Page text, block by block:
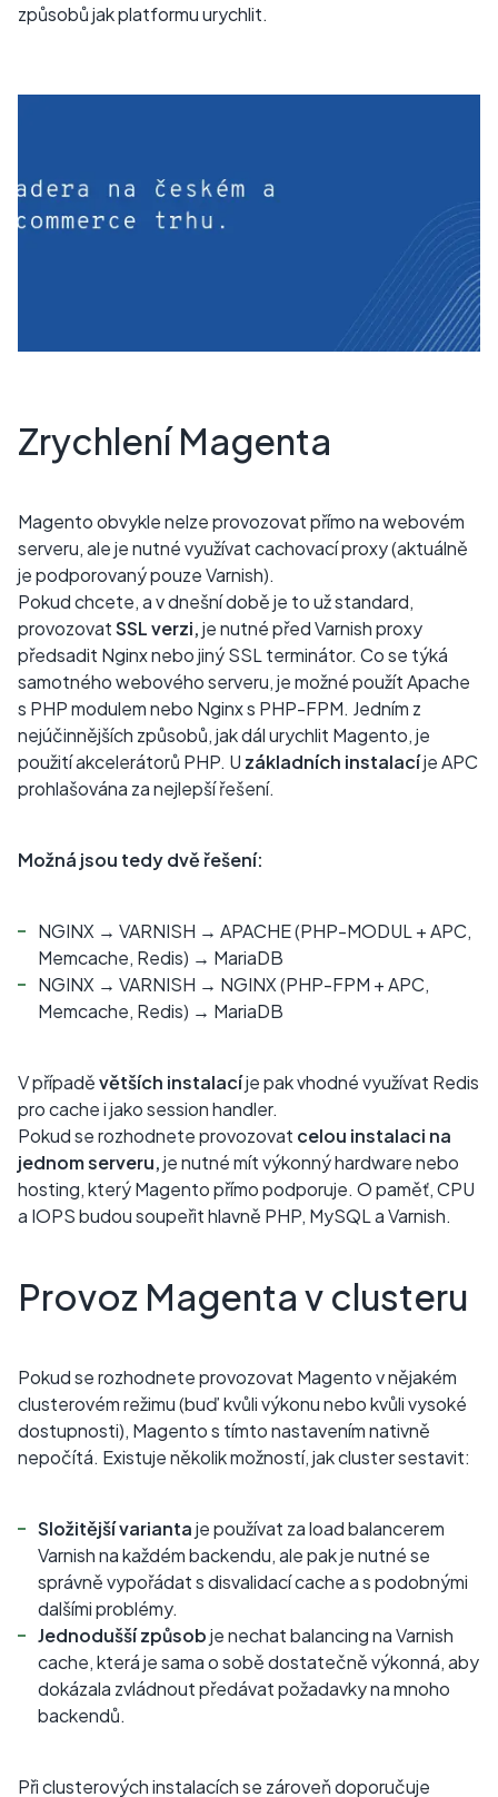
způsobů jak platformu urychlit.
Zrychlení Magenta
Magento obvykle nelze provozovat přímo na webovém
serveru, ale je nutné využívat cachovací proxy (aktuálně
je podporovaný pouze Varnish).
Pokud chcete, a v dnešní době je to už standard,
provozovatSSL verzi,je nutné před Varnish proxy
předsadit Nginx nebo jiný SSL terminátor. Co se týká
samotného webového serveru, je možné použít Apache
s PHP modulem nebo Nginx s PHP-FPM. Jedním z
nejúčinnějších způsobů, jak dál urychlit Magento, je
použití akcelerátorů PHP. U základních instalacíje APC
prohlašována za nejlepší řešení.
Možná jsou tedy dvě řešení:
NGINX → VARNISH → APACHE (PHP-MODUL + APC,
Memcache, Redis) → MariaDB
NGINX → VARNISH → NGINX (PHP-FPM + APC,
Memcache, Redis) → MariaDB
V případěvětších instalacíje pak vhodné využívat Redis
pro cache i jako session handler.
Pokud se rozhodnete provozovat celou instalaci na
jednom serveru,je nutné mít výkonný hardware nebo
hosting, který Magento přímo podporuje. O paměť, CPU
a IOPS budou soupeřit hlavně PHP, MySQL a Varnish.
Provoz Magenta v clusteru
Pokud se rozhodnete provozovat Magento v nějakém
clusterovém režimu (buď kvůli výkonu nebo kvůli vysoké
dostupnosti), Magento s tímto nastavením nativně
nepočítá. Existuje několik možností, jak cluster sestavit:
Složitější variantaje používat za load balancerem
Varnish na každém backendu, ale pak je nutné se
správně vypořádat s disvalidací cache a s podobnými
dalšími problémy.
Jednodušší způsobje nechat balancing na Varnish
cache, která je sama o sobě dostatečně výkonná, aby
dokázala zvládnout předávat požadavky na mnoho
backendů.
Při clusterových instalacích se zároveň doporučuje